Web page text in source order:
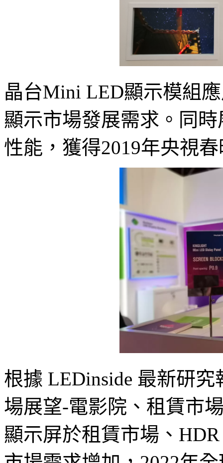
晶台Mini LED顯示模組
顯示市場發展需求。同
性能，獲得2019年央視
根據 LEDinside 最新研
場展望-電影院、租賃市
顯示屏於租賃市場、